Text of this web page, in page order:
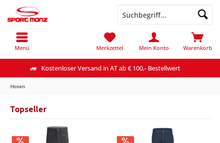
Kostenloser Versand in AT ab € 100,- Bestellwert
Menü Warenkorb
Merkzettel Mein Konto
Hosen
Topseller